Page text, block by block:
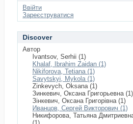
Ввійти
Зареєструватися
Discover
Автор
Ivantsov, Serhii (1)
Khalaf, Ibrahim Zaidan (1)
Nikiforova, Tetiana (1)
Savytskyi, Mykola (1)
Zinkevych, Oksana (1)
Зинкевич, Оксана Григорьевна (1)
Зінкевич, Оксана Григорівна (1)
Иванцов, Сергей Викторович (1)
Никифорова, Татьяна